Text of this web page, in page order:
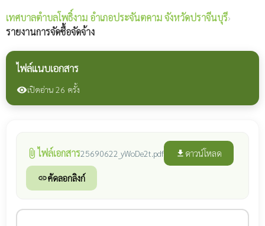
เทศบาลตำบลโพธิ์งาม อำเภอประจันตคาม จังหวัดปราจีนบุรี›
รายงานการจัดซื้อจัดจ้าง
ไฟล์แนบเอกสาร
visibilityเปิดอ่าน 26 ครั้ง
attach_file ไฟล์เอกสาร25690622_yWoDe2t.pdf file_download ดาวน์โหลด
linkคัดลอกลิงก์